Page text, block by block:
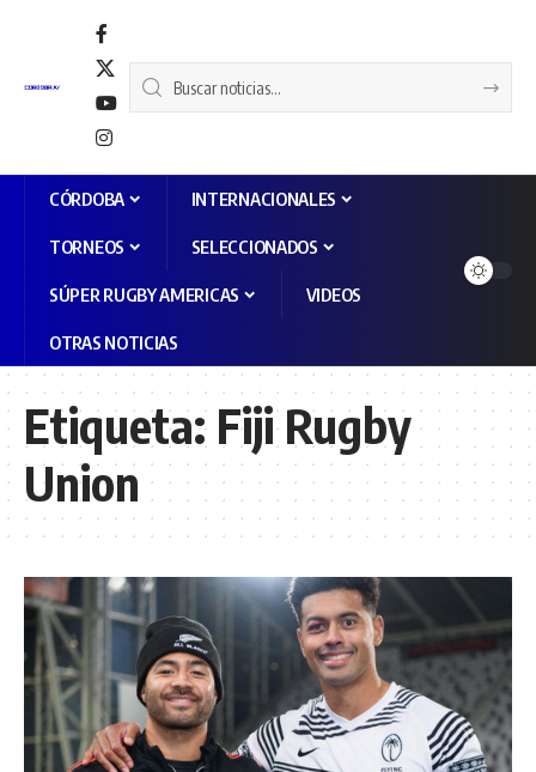
CÓRDOBA INTERNACIONALES
TORNEOS SELECCIONADOS
SÚPER RUGBY AMERICAS VIDEOS
OTRAS NOTICIAS
Etiqueta: Fiji Rugby
Union